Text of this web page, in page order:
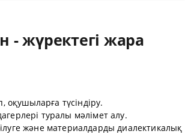
- жүректегі жара
түсіндіру.
туралы мәлімет алу.
және материалдарды диалектикалық